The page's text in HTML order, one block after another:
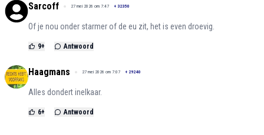
Sarcoff 27 mei 2026 om 7:47 + 32350
Of je nou onder starmer of de eu zit, het is even droevig.
9+ Antwoord
Haagmans 27 mei 2026 om 7:07 + 29240
Alles dondert inelkaar.
6+ Antwoord